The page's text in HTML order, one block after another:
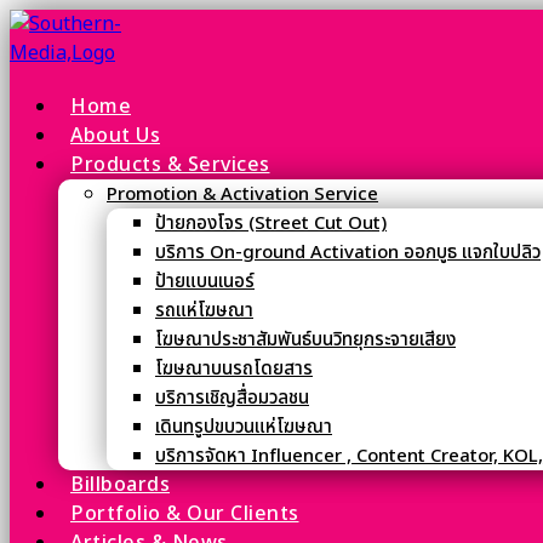
Home
About Us
Products & Services
Promotion & Activation Service
ป้ายกองโจร (Street Cut Out)
บริการ On-ground Activation ออกบูธ แจกใบปลิว
ป้ายแบนเนอร์
รถแห่โฆษณา
โฆษณาประชาสัมพันธ์บนวิทยุกระจายเสียง
โฆษณาบนรถโดยสาร
บริการเชิญสื่อมวลชน
เดินทรูปขบวนแห่โฆษณา
บริการจัดหา Influencer , Content Creator,
Billboards
Portfolio & Our Clients